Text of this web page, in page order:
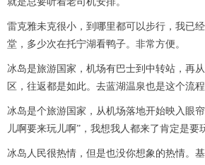
雷克雅未克很小，到哪里都可以步行，我已
堂，多少次在托宁湖看鸭子。非常方便。
冰岛是旅游国家，机场有巴士到中转站，再
区，往返都是如此。去蓝湖温泉也是这个流程
冰岛是个旅游国家，从机场落地开始映入眼
儿啊要来玩儿啊”，我想我人都来了肯定是要
冰岛人民很热情，但是也没你想象的热情。